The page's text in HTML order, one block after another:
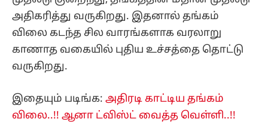
அதிகரித்து வருகிறது. இதனால் தங்கம்
விலை கடந்த சில வாரங்களாக வரலாறு
காணாத வகையில் புதிய உச்சத்தை தொட்டு
வருகிறது.
இதையும் படிங்க: அதிரடி காட்டிய தங்கம்
விலை..!! ஆனா ட்விஸ்ட் வைத்த வெள்ளி..!!